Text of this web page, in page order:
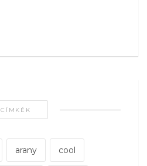
CÍMKÉK
arany cool